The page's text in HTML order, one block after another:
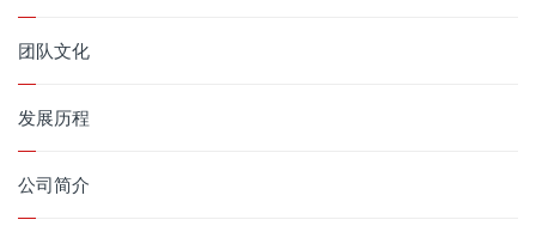
团队文化
发展历程
公司简介